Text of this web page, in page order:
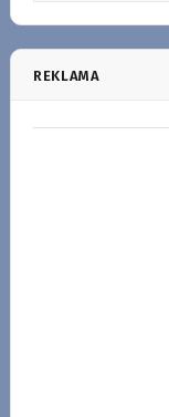
REKLAMA